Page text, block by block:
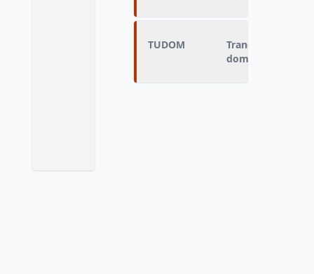
TUDOM
Tranche d’unité
domicile de la